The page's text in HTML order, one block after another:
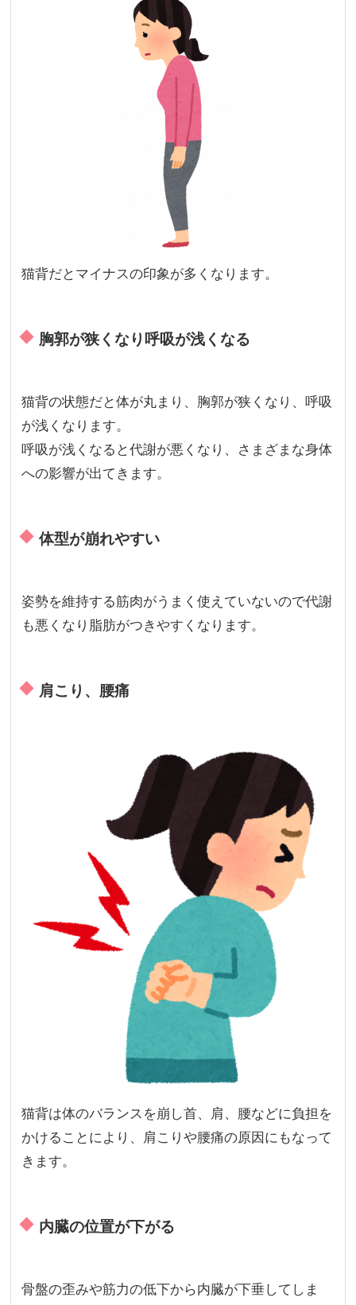
猫背だとマイナスの印象が多くなります。
胸郭が狭くなり呼吸が浅くなる
猫背の状態だと体が丸まり、胸郭が狭くなり、呼吸
が浅くなります。
呼吸が浅くなると代謝が悪くなり、さまざまな身体
への影響が出てきます。
体型が崩れやすい
姿勢を維持する筋肉がうまく使えていないので代謝
も悪くなり脂肪がつきやすくなります。
肩こり、腰痛
猫背は体のバランスを崩し首、肩、腰などに負担を
かけることにより、肩こりや腰痛の原因にもなって
きます。
内臓の位置が下がる
骨盤の歪みや筋力の低下から内臓が下垂してしま